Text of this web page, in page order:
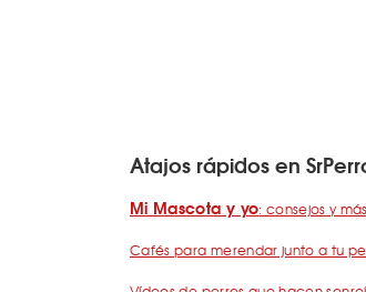
Atajos rápidos en
Mi Mascota y yo: consejos y más
Cafés para merendar junto a tu